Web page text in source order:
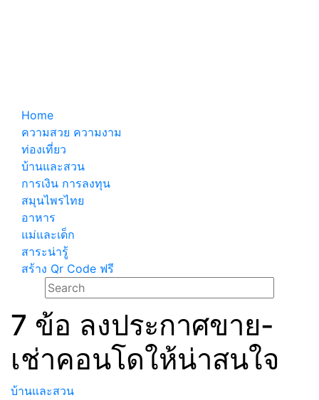
Home
ความสวย ความงาม
ท่องเที่ยว
บ้านและสวน
การเงิน การลงทุน
สมุนไพรไทย
อาหาร
แม่และเด็ก
สาระน่ารู้
สร้าง Qr Code ฟรี
7 ข้อ ลงประกาศขาย-
เช่าคอนโดให้น่าสนใจ
บ้านและสวน